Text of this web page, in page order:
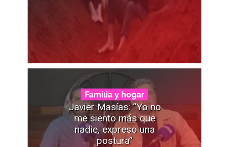
Familia y hogar
Javier Masías: “Yo no
me siento más que
nadie, expreso una
postura”